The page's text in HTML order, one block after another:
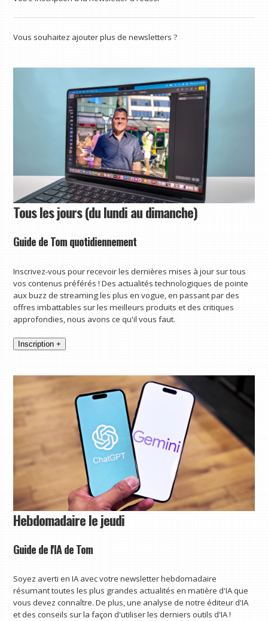
Vous souhaitez ajouter plus de newsletters ?
Tous les jours (du lundi au dimanche)
Guide de Tom quotidiennement
Inscrivez-vous pour recevoir les dernières mises à jour sur tous
vos contenus préférés ! Des actualités technologiques de pointe
aux buzz de streaming les plus en vogue, en passant par des
offres imbattables sur les meilleurs produits et des critiques
approfondies, nous avons ce qu'il vous faut.
Inscription +
Hebdomadaire le jeudi
Guide de l'IA de Tom
Soyez averti en IA avec votre newsletter hebdomadaire
résumant toutes les plus grandes actualités en matière d'IA que
vous devez connaître. De plus, une analyse de notre éditeur d'IA
et des conseils sur la façon d'utiliser les derniers outils d'IA !